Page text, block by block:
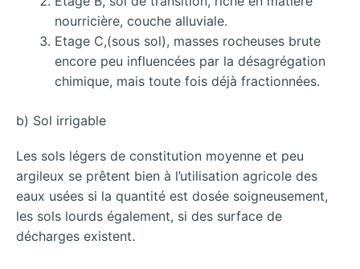
nourricière, couche alluviale.
Etage C,(sous sol), masses rocheuses brute
encore peu influencées par la désagrégation
chimique, mais toute fois déjà fractionnées.
b) Sol irrigable
Les sols légers de constitution moyenne et peu
argileux se prêtent bien à l’utilisation agricole des
eaux usées si la quantité est dosée soigneusement,
les sols lourds également, si des surface de
décharges existent.